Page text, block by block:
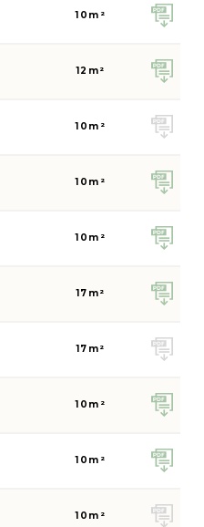
10 m²
12 m²
10 m²
10 m²
10 m²
17 m²
17 m²
10 m²
10 m²
10 m²